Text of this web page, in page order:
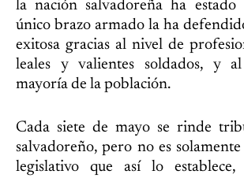
la nación salvadoreña ha
único brazo armado la ha
exitosa gracias al nivel de
leales y valientes soldados, y
mayoría de la población.
Cada siete de mayo se rinde
salvadoreño, pero no es
legislativo que así lo